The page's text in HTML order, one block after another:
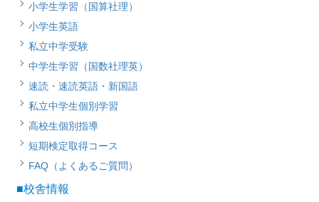
小学生学習（国算社理）
小学生英語
私立中学受験
中学生学習（国数社理英）
速読・速読英語・新国語
私立中学生個別学習
高校生個別指導
短期検定取得コース
FAQ（よくあるご質問）
■校舎情報